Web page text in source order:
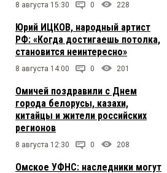
8 августа 15:30 0 228
Юрий ИЦКОВ, народный артист
РФ: «Когда достигаешь потолка,
становится неинтересно»
8 августа 14:00 0 201
Омичей поздравили с Днем
города белорусы, казахи,
китайцы и жители российских
регионов
8 августа 12:30 0 208
Омское УФНС: наследники могут